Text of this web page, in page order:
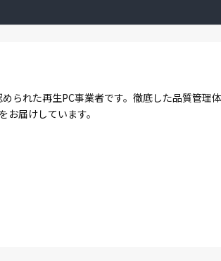
られた再生PC事業者です。徹底した品質管
届けしています。